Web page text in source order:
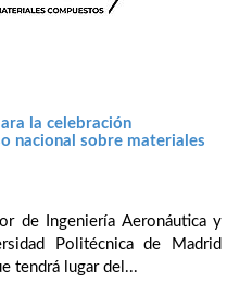
la celebración
nacional sobre materiales
de Ingeniería Aeronáutica y
Politécnica de Madrid
tendrá lugar del...